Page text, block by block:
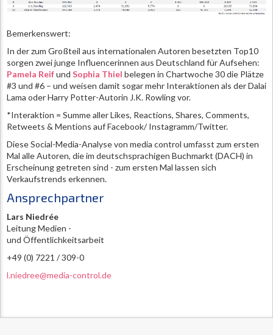
Bemerkenswert:
In der zum Großteil aus internationalen Autoren besetzten Top10
sorgen zwei junge Influencerinnen aus Deutschland für Aufsehen:
Pamela Reifund Sophia Thiel belegen in Chartwoche 30 die Plätze
#3 und #6 – und weisen damit sogar mehr Interaktionen als der Dalai
Lama oder Harry Potter-Autorin J.K. Rowling vor.
*Interaktion = Summe aller Likes, Reactions, Shares, Comments,
Retweets & Mentions auf Facebook/ Instagramm/Twitter.
Diese Social-Media-Analyse von media control umfasst zum ersten
Mal alle Autoren, die im deutschsprachigen Buchmarkt (DACH) in
Erscheinung getreten sind - zum ersten Mal lassen sich
Verkaufstrends erkennen.
Ansprechpartner
Lars Niedrée
Leitung Medien -
und Öffentlichkeitsarbeit
+49 (0) 7221 / 309-0
l.niedree@media-control.de